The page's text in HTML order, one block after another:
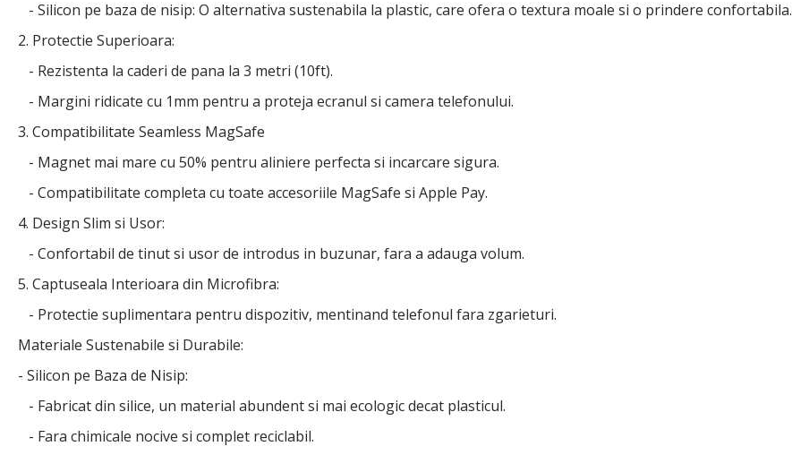
- Silicon pe baza de nisip: O alternativa sustenabila la plastic, care ofera o textura moale si o prindere confortabila.
2. Protectie Superioara:
- Rezistenta la caderi de pana la 3 metri (10ft).
- Margini ridicate cu 1mm pentru a proteja ecranul si camera telefonului.
3. Compatibilitate Seamless MagSafe
- Magnet mai mare cu 50% pentru aliniere perfecta si incarcare sigura.
- Compatibilitate completa cu toate accesoriile MagSafe si Apple Pay.
4. Design Slim si Usor:
- Confortabil de tinut si usor de introdus in buzunar, fara a adauga volum.
5. Captuseala Interioara din Microfibra:
- Protectie suplimentara pentru dispozitiv, mentinand telefonul fara zgarieturi.
Materiale Sustenabile si Durabile:
- Silicon pe Baza de Nisip:
- Fabricat din silice, un material abundent si mai ecologic decat plasticul.
- Fara chimicale nocive si complet reciclabil.